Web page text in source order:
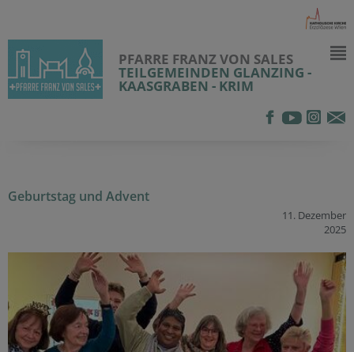
PFARRE FRANZ VON SALES
TEILGEMEINDEN GLANZING -
KAASGRABEN - KRIM
Geburtstag und Advent
11. Dezember
2025